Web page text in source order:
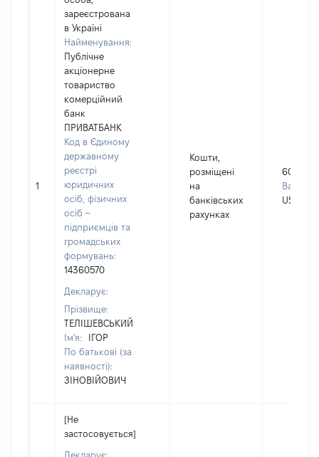
1
зареєстрована
в Україні
Найменування:
Публічне
акціонерне
товариство
комерційний
банк
ПРИВАТБАНК
Код в Єдиному
державному
реєстрі
юридичних
осіб, фізичних
осіб –
підприємців та
громадських
формувань:
14360570
Декларує:
Прізвище:
ТЕЛІШЕВСЬКИЙ
Ім'я:
ІГОР
По батькові (за
наявності):
ЗІНОВІЙОВИЧ
Кошти,
розміщені
на
банківських
рахунках
6000
Валюта:
USD
[Не
застосовується]
Декларує: